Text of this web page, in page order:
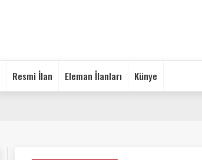
Resmi İlan Eleman İlanları Künye